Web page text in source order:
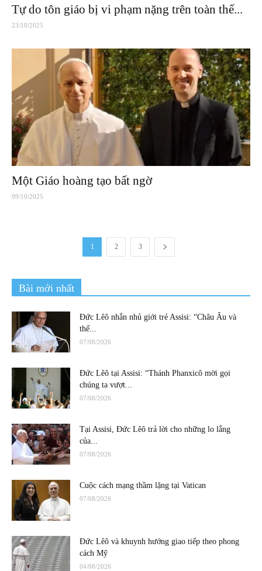
Tự do tôn giáo bị vi phạm nặng trên toàn thế...
23/10/2025
Một Giáo hoàng tạo bất ngờ
09/10/2025
1 2 3
Bài mới nhất
Đức Lêô nhắn nhủ giới trẻ Assisi: “Châu Âu và
thế...
07/08/2026
Đức Lêô tại Assisi: “Thánh Phanxicô mời gọi
chúng ta vượt...
07/08/2026
Tại Assisi, Đức Lêô trả lời cho những lo lắng
của...
07/08/2026
Cuộc cách mạng thầm lặng tại Vatican
07/08/2026
Đức Lêô và khuynh hướng giao tiếp theo phong
cách Mỹ
04/08/2026